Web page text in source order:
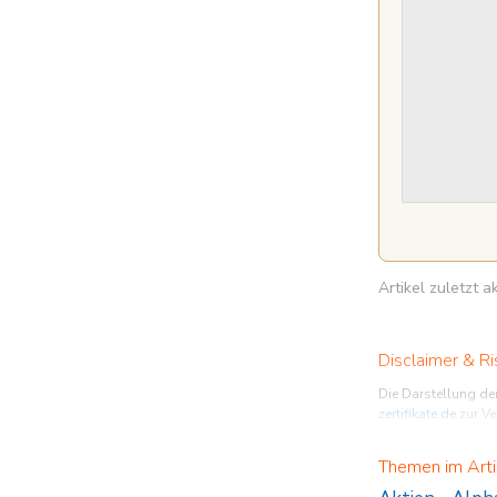
Artikel zuletzt
Disclaimer &
Die Darstellung
zertifikate.de zur
Produkte nur für
Themen im